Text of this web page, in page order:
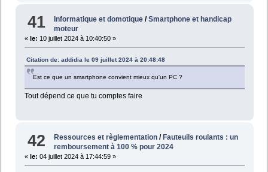
41 Informatique et domotique /Smartphone et handicap
moteur
« le: 10 juillet 2024 à 10:40:50 »
Citation de: addidia le 09 juillet 2024 à 20:48:48
Est ce que un smartphone convient mieux qu'un PC ?
Tout dépend ce que tu comptes faire
42 Ressources et règlementation / Fauteuils roulants : un
remboursement à 100 % pour 2024
« le: 04 juillet 2024 à 17:44:59 »